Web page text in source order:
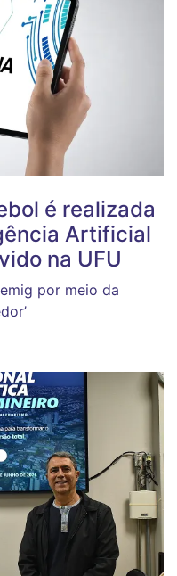
é realizada
Artificial
na UFU
por meio da